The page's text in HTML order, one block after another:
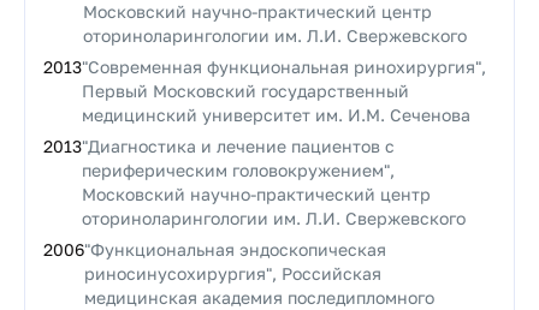
Московский научно-практический центр
оториноларингологии им. Л.И. Свержевского
2013"Современная функциональная ринохирургия",
Первый Московский государственный
медицинский университет им. И.М. Сеченова
2013"Диагностика и лечение пациентов с
периферическим головокружением",
Московский научно-практический центр
оториноларингологии им. Л.И. Свержевского
2006"Функциональная эндоскопическая
риносинусохирургия", Российская
медицинская академия последипломного